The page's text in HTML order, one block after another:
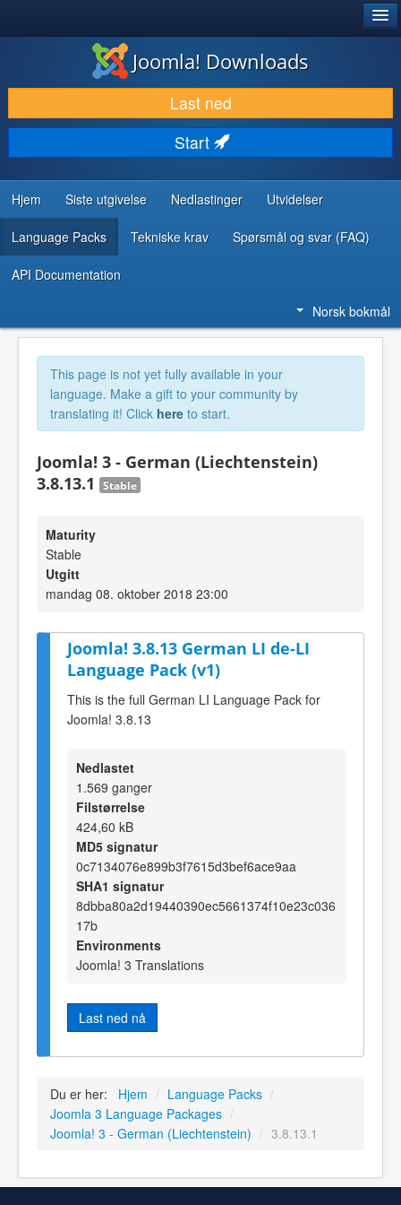
LAST NED & UTVID
OPPDAG & LÆR
SAMFUNN & BRUKERSTØTTE
UTVIKLINGSRESSURSER
Joomla! Downloads
Last ned
Start
Hjem Siste utgivelse Nedlastinger Utvidelser
Language Packs Tekniske krav Spørsmål og svar (FAQ)
API Documentation
Norsk bokmål
This page is not yet fully available in your
language. Make a gift to your community by
translating it! Click here to start.
Joomla! 3 - German (Liechtenstein)
3.8.13.1
Stable
Maturity
Stable
Utgitt
mandag 08. oktober 2018 23:00
Joomla! 3.8.13 German LI de-LI
Language Pack (v1)
This is the full German LI Language Pack for
Joomla! 3.8.13
Nedlastet
1.569 ganger
Filstørrelse
424,60 kB
MD5 signatur
0c7134076e899b3f7615d3bef6ace9aa
SHA1 signatur
8dbba80a2d19440390ec5661374f10e23c036
17b
Environments
Joomla! 3 Translations
Last ned nå
Du er her: Hjem / Language Packs /
Joomla 3 Language Packages /
Joomla! 3 - German (Liechtenstein) / 3.8.13.1